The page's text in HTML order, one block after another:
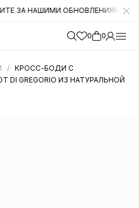
ОБНОВЛЕНИЯМИ НА
0 0
/ КРОСС-БОДИ С
GREGORIO ИЗ НАТУРАЛЬНОЙ